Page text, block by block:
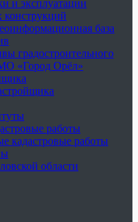
и эксплуатации
база
градостроительного
«Город Орёл»
работы
кадастровые работы
области